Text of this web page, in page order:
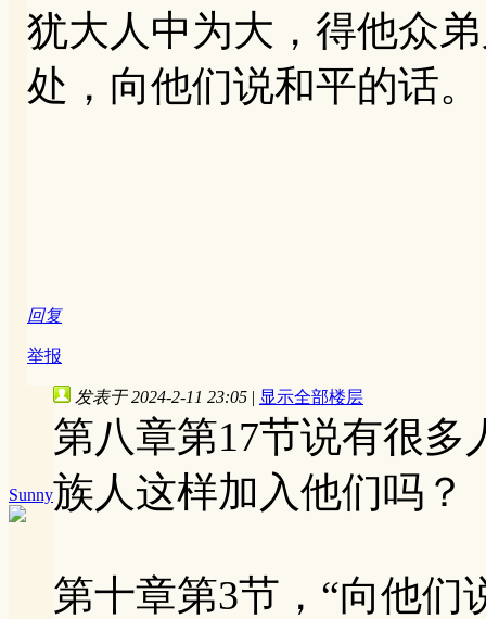
犹大人中为大，得他众
处，向他们说和平的话。
回复
举报
Sunny
发表于 2024-2-11 23:05 | 显示全部楼层
第八章第17节说有很
族人这样加入他们吗？
第十章第3节，“向他们